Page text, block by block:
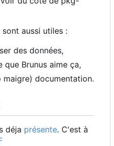
aussi utiles :
des données,
que Brunus aime ça,
maigre) documentation.
déja présente. C'est à